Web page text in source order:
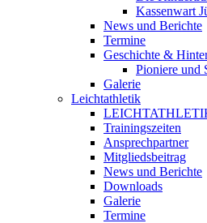
Kassenwart
News und Berichte
Termine
Geschichte &
Pioniere und
Galerie
Leichtathletik
Trainingszeiten
Ansprechpartner
Mitgliedsbeitrag
News und Berichte
Downloads
Galerie
Termine